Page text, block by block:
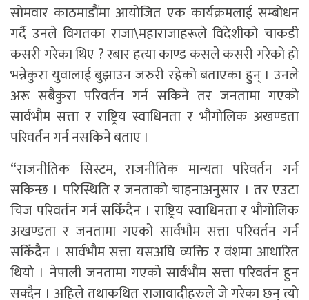
सोमवार काठमाडौंमा आयोजित एक कार्यक्रमलाई सम्बोधन
गर्दै उनले विगतका राजा\महाराजाहरूले विदेशीको चाकडी
कसरी गरेका थिए ? रबार हत्या काण्ड कसले कसरी गरेको हो
भन्नेकुरा युवालाई बुझाउन जरुरी रहेको बताएका हुन् । उनले
अरू सबैकुरा परिवर्तन गर्न सकिने तर जनतामा गएको
सार्वभौम सत्ता र राष्ट्रिय स्वाधिनता र भौगोलिक अखण्डता
परिवर्तन गर्न नसकिने बताए ।
“राजनीतिक सिस्टम, राजनीतिक मान्यता परिवर्तन गर्न
सकिन्छ । परिस्थिति र जनताको चाहनाअनुसार । तर एउटा
चिज परिवर्तन गर्न सकिँदैन । राष्ट्रिय स्वाधिनता र भौगोलिक
अखण्डता र जनतामा गएको सार्वभौम सत्ता परिवर्तन गर्न
सकिँदैन । सार्वभौम सत्ता यसअघि व्यक्ति र वंशमा आधारित
थियो । नेपाली जनतामा गएको सार्वभौम सत्ता परिवर्तन हुन
सक्दैन । अहिले तथाकथित राजावादीहरुले जे गरेका छन् त्यो